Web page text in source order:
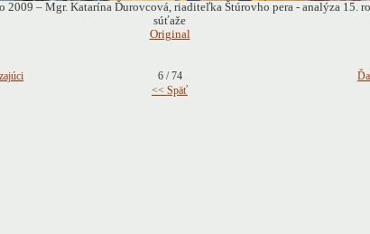
2009 – Mgr. Katarína Ďurovcová, riaditeľka Štúrovho pera - analýza 15.
súťaže
Original
6 / 74
<< Späť